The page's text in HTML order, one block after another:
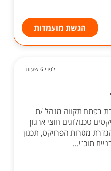
הגשת מועמדות
לפני 6 שעות
בפתח תקווה מנהל /ת
טכנולוגים חוצי ארגון
מטרות הפרויקט, תכנון
תוכני...